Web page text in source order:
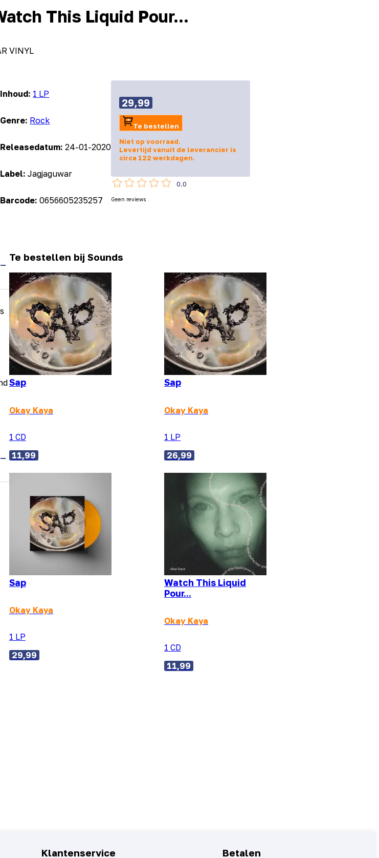
This Liquid Pour...
VINYL
Inhoud: 1 LP
Genre: Rock
Releasedatum:24-01-2020
Label:Jagjaguwar
Barcode:0656605235257
29,99
Te bestellen
Niet op voorraad.
Levertijd vanuit de leverancier is
circa 122 werkdagen.
0.0
Geen reviews
Te bestellen bij Sounds
Sap
Okay Kaya
1 CD
11,99
Sap
Okay Kaya
1 LP
26,99
Sap
Okay Kaya
1 LP
29,99
Watch This Liquid
Pour...
Okay Kaya
1 CD
11,99
Klantenservice Betalen